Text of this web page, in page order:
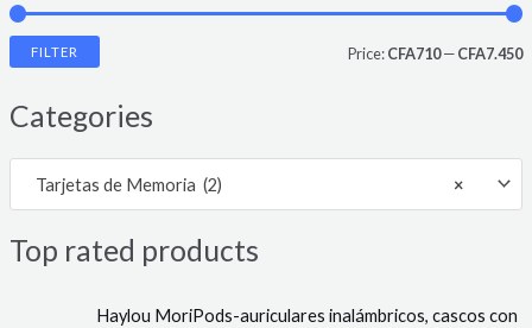
pp
FILTER Price:CFA710—CFA7.450
Categories
×
Tarjetas de Memoria (2)
Top rated products
Haylou MoriPods-auriculares inalámbricos, cascos con